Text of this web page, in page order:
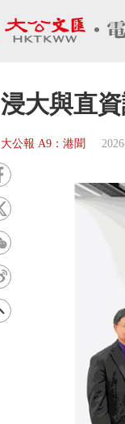
浸大與直
大公報 A9：港聞